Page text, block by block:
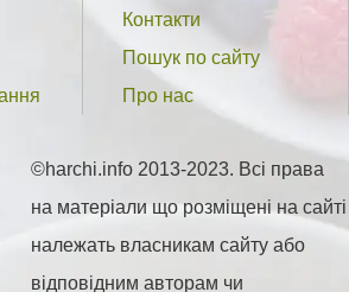
Контакти
Пошук по сайту
Про нас
©harchi.info 2013-2023. Всі права
на матеріали що розміщені на сайті
належать власникам сайту або
відповідним авторам чи